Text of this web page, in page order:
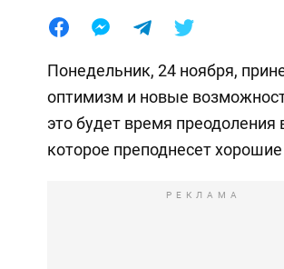
Понедельник, 24 ноября,
оптимизм и новые
это будет время преодоления
которое преподнесет
РЕКЛАМА